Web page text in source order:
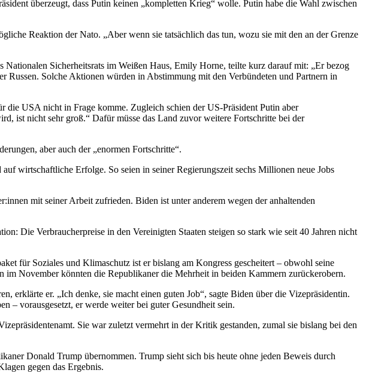
überzeugt, dass Putin keinen „kompletten Krieg“ wolle. Putin habe die Wahl zwischen
Reaktion der Nato. „Aber wenn sie tatsächlich das tun, wozu sie mit den an der Grenze
Sicherheitsrats im Weißen Haus, Emily Horne, teilte kurz darauf mit: „Er bezog
Solche Aktionen würden in Abstimmung mit den Verbündeten und Partnern in
die USA nicht in Frage komme. Zugleich schien der US-Präsident Putin aber
ist nicht sehr groß.“ Dafür müsse das Land zuvor weitere Fortschritte bei der
aber auch der „enormen Fortschritte“.
wirtschaftliche Erfolge. So seien in seiner Regierungszeit sechs Millionen neue Jobs
mit seiner Arbeit zufrieden. Biden ist unter anderem wegen der anhaltenden
Die Verbraucherpreise in den Vereinigten Staaten steigen so stark wie seit 40 Jahren nicht
für Soziales und Klimaschutz ist er bislang am Kongress gescheitert – obwohl seine
im November könnten die Republikaner die Mehrheit in beiden Kammern zurückerobern.
erklärte er. „Ich denke, sie macht einen guten Job“, sagte Biden über die Vizepräsidentin.
– vorausgesetzt, er werde weiter bei guter Gesundheit sein.
Sie war zuletzt vermehrt in der Kritik gestanden, zumal sie bislang bei den
Donald Trump übernommen. Trump sieht sich bis heute ohne jeden Beweis durch
gegen das Ergebnis.